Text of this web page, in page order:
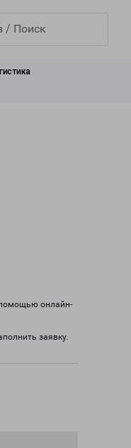
помощью онлайн-
заявку.